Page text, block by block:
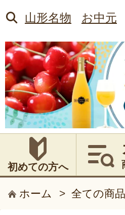
山形名物 お中元
初めての方へ
ホーム > 全ての商品